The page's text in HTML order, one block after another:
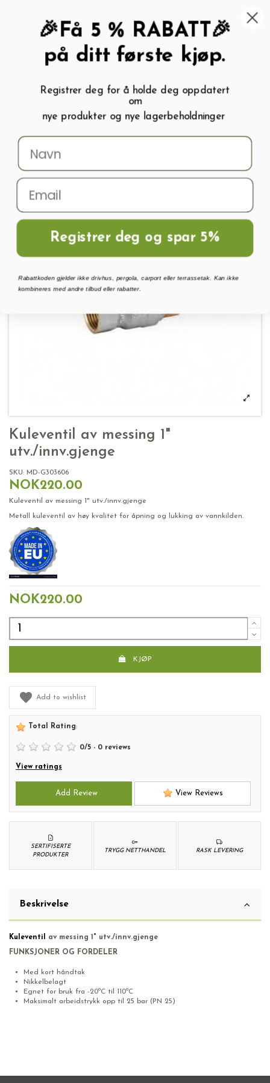
My wishlist ( 0
Menu Søk Logg inn Handlevogn
Hjem
Kuleventil av messing 1"
utv./innv.gjenge
SKU: MD-G303606
NOK220.00
Kuleventil av messing 1" utv./innv.gjenge
Metall kuleventil av høy kvalitet for åpning og lukking av vannkilden.
NOK220.00
KJØP
Add to wishlist
Total Rating:
0/5 - 0 reviews
View ratings
Add Review View Reviews
RASK LEVERING
TRYGG NETTHANDEL
SERTIFISERTE
PRODUKTER
Beskrivelse
Kuleventil av messing 1" utv./innv.gjenge
FUNKSJONER OG FORDELER
Med kort håndtak
Nikkelbelagt
Egnet for bruk fra -20ºC til 110ºC
Maksimalt arbeidstrykk opp til 25 bar (PN 25)
🎉Få 5 % RABATT🎉
på ditt første kjøp.
Registrer deg for å holde deg oppdatert
om
nye produkter og nye lagerbeholdninger
Registrer deg og spar 5%
Rabattkoden gjelder ikke drivhus, pergola, carport eller terrassetak. Kan ikke
kombineres med andre tilbud eller rabatter.